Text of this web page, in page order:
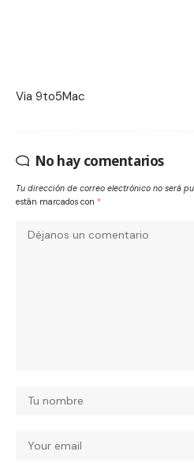
Via 9to5Mac
No hay comentarios
Tu dirección de correo electrónico no será
están marcados con *